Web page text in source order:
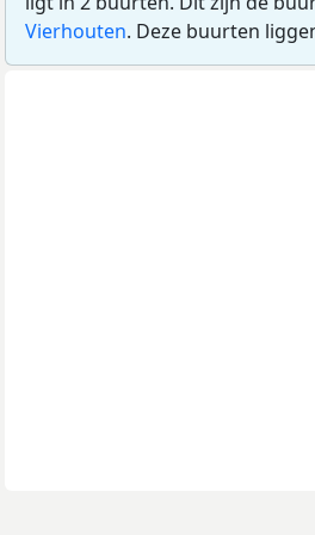
Vierhouten. Deze buurten